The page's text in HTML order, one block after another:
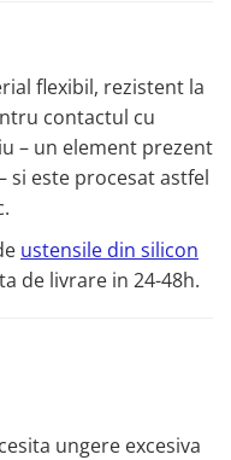
flexibil, rezistent la
contactul cu
– un element prezent
si este procesat astfel
ustensile din silicon
de livrare in 24-48h.
ungere excesiva